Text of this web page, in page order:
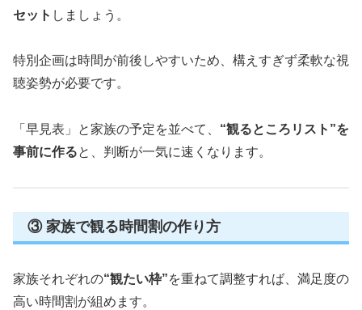
セット しましょう。
特別企画は時間が前後しやすいため、構えすぎず柔軟な視
聴姿勢が必要です。
「早見表」と家族の予定を並べて、 “観るところリスト”を
事前に作ると、判断が一気に速くなります。
③ 家族で観る時間割の作り方
家族それぞれの“観たい枠”を重ねて調整すれば、満足度の
高い時間割が組めます。